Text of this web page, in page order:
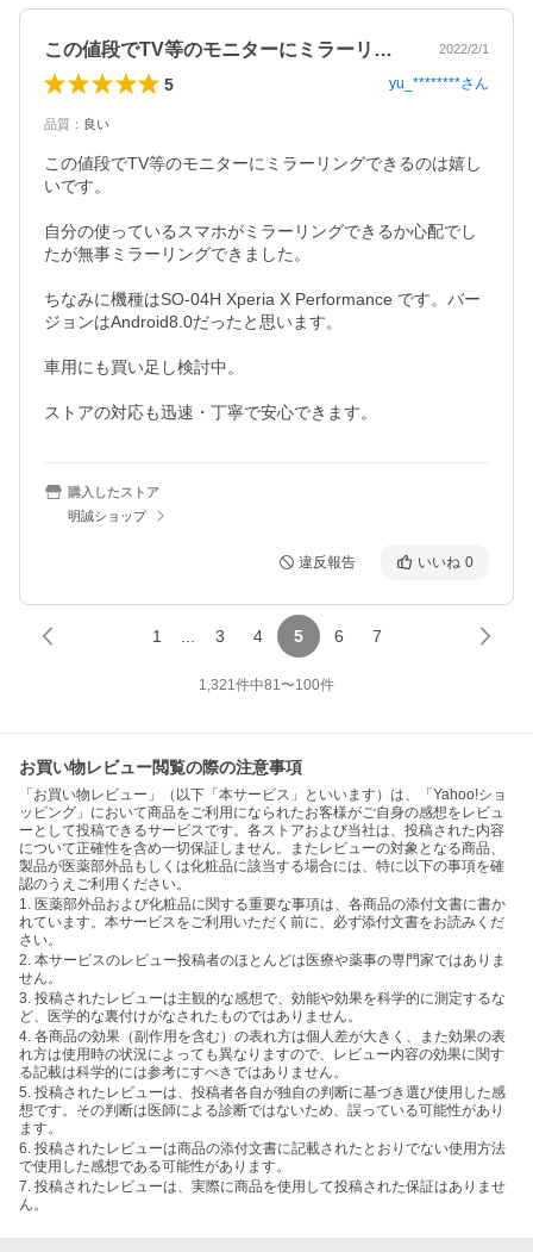
この値段でTV等のモニターにミラーリン… 2022/2/1
5 yu_********さん
品質 ： 良い
この値段でTV等のモニターにミラーリングできるのは嬉し
いです。
自分の使っているスマホがミラーリングできるか心配でし
たが無事ミラーリングできました。
ちなみに機種はSO-04H Xperia X Performance です。バー
ジョンはAndroid8.0だったと思います。
車用にも買い足し検討中。
ストアの対応も迅速・丁寧で安心できます。
購入したストア
明誠ショップ
違反報告 いいね 0
1 3 4 5 6 7
1,321件中81〜100件
お買い物レビュー閲覧の際の注意事項
「お買い物レビュー」（以下「本サービス」といいます）は、「Yahoo!ショ
ッピング」において商品をご利用になられたお客様がご自身の感想をレビュ
ーとして投稿できるサービスです。各ストアおよび当社は、投稿された内容
について正確性を含め一切保証しません。またレビューの対象となる商品、
製品が医薬部外品もしくは化粧品に該当する場合には、特に以下の事項を確
認のうえご利用ください。
1. 医薬部外品および化粧品に関する重要な事項は、各商品の添付文書に書か
れています。本サービスをご利用いただく前に、必ず添付文書をお読みくだ
さい。
2. 本サービスのレビュー投稿者のほとんどは医療や薬事の専門家ではありま
せん。
3. 投稿されたレビューは主観的な感想で、効能や効果を科学的に測定するな
ど、医学的な裏付けがなされたものではありません。
4. 各商品の効果（副作用を含む）の表れ方は個人差が大きく、また効果の表
れ方は使用時の状況によっても異なりますので、レビュー内容の効果に関す
る記載は科学的には参考にすべきではありません。
5. 投稿されたレビューは、投稿者各自が独自の判断に基づき選び使用した感
想です。その判断は医師による診断ではないため、誤っている可能性があり
ます。
6. 投稿されたレビューは商品の添付文書に記載されたとおりでない使用方法
で使用した感想である可能性があります。
7. 投稿されたレビューは、実際に商品を使用して投稿された保証はありませ
ん。